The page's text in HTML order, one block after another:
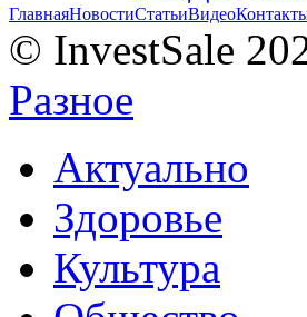
ГлавнаяНовостиСтатьиВидео
© InvestSale
Разное
Актуально
Здоровье
Культура